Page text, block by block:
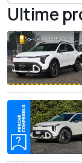
Ultime